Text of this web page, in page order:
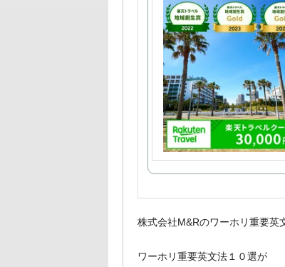
株式会社M&Rのワーホリ重要英
ワーホリ重要英文法１０選が